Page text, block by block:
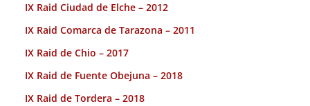
IX Raid Ciudad de Elche – 2012
IX Raid Comarca de Tarazona – 2011
IX Raid de Chio – 2017
IX Raid de Fuente Obejuna – 2018
IX Raid de Tordera – 2018